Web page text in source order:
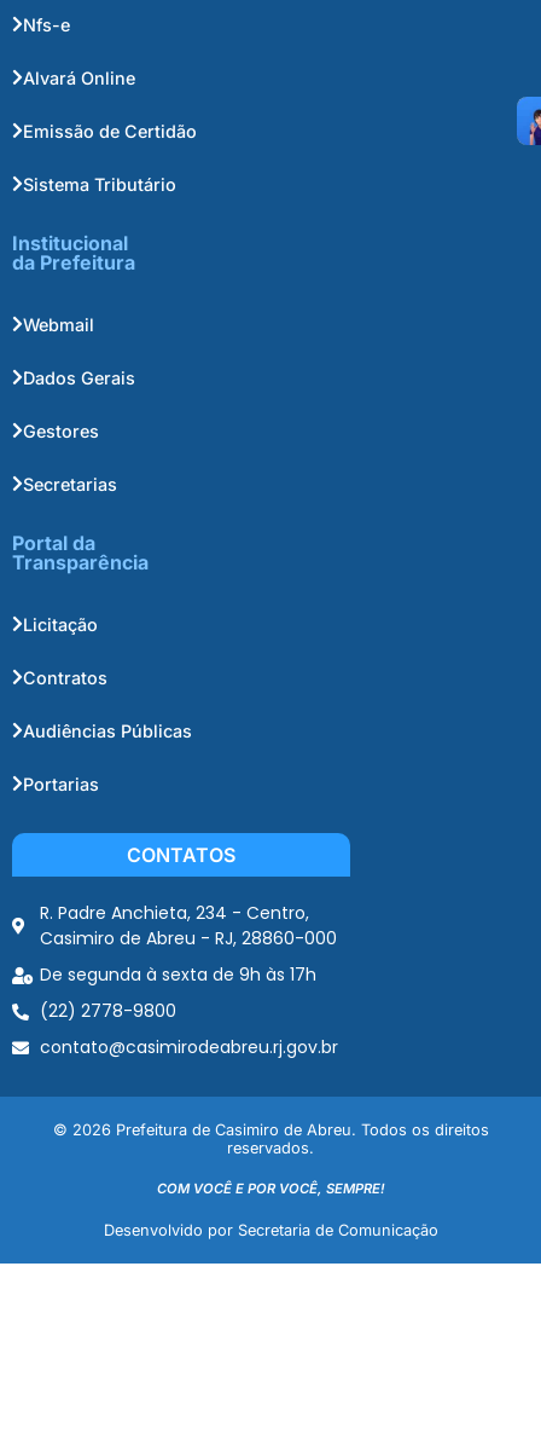
Nfs-e
Alvará Online
Emissão de Certidão
Sistema Tributário
Institucional
da Prefeitura
Webmail
Dados Gerais
Gestores
Secretarias
Portal da
Transparência
Licitação
Contratos
Audiências Públicas
Portarias
CONTATOS
R. Padre Anchieta, 234 - Centro,
Casimiro de Abreu - RJ, 28860-000
De segunda à sexta de 9h às 17h
(22) 2778-9800
contato@casimirodeabreu.rj.gov.br
© 2026 Prefeitura de Casimiro de Abreu. Todos os direitos
reservados.
COM VOCÊ E POR VOCÊ, SEMPRE!
Desenvolvido por Secretaria de Comunicação